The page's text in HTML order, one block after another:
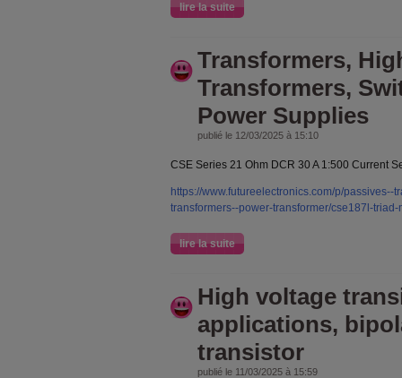
lire la suite
Transformers,
Transformers,
Power Supplies
publié le 12/03/2025 à 15:10
CSE Series 21 Ohm DCR 30 A 1:500 Current
https://www.futureelectronics.com/p/passives--
transformers--power-transformer/cse187l-
lire la suite
High voltage
applications,
transistor
publié le 11/03/2025 à 15:59